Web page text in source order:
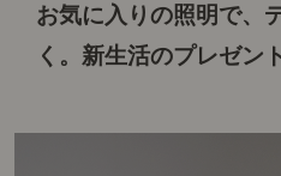
お気に入りの照明で、
く。 新生活のプレゼン